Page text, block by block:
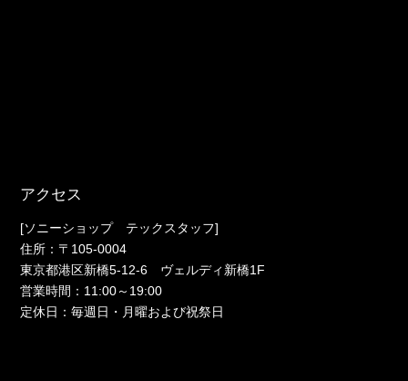
アクセス
[ソニーショップ テックスタッフ]
住所：〒105-0004
東京都港区新橋5-12-6 ヴェルディ新橋1F
営業時間：11:00～19:00
定休日：毎週日・月曜および祝祭日